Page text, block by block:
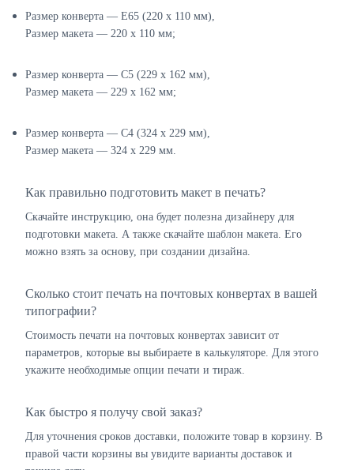
Размер конверта — E65 (220 х 110 мм),
Размер макета — 220 х 110 мм;
Размер конверта — C5 (229 х 162 мм),
Размер макета — 229 х 162 мм;
Размер конверта — C4 (324 х 229 мм),
Размер макета — 324 х 229 мм.
Как правильно подготовить макет в печать?
Скачайте инструкцию, она будет полезна дизайнеру для
подготовки макета. А также скачайте шаблон макета. Его
можно взять за основу, при создании дизайна.
Сколько стоит печать на почтовых конвертах в вашей
типографии?
Стоимость печати на почтовых конвертах зависит от
параметров, которые вы выбираете в калькуляторе. Для этого
укажите необходимые опции печати и тираж.
Как быстро я получу свой заказ?
Для уточнения сроков доставки, положите товар в корзину. В
правой части корзины вы увидите варианты доставок и